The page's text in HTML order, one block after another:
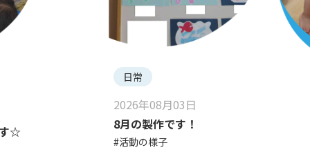
☆
日常
2026年08月03日
8月の製作です！
#活動の様子